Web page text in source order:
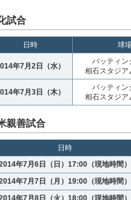
試合
日時 球
年7月2日（水）
バッティン
相石スタジア
年7月3日（木）
バッティン
相石スタジア
親善試合
日時
年7月6日（日）17:00（現地時間）
年7月7日（月）19:00（現地時間）
年7月8日（火）18:00（現地時間）